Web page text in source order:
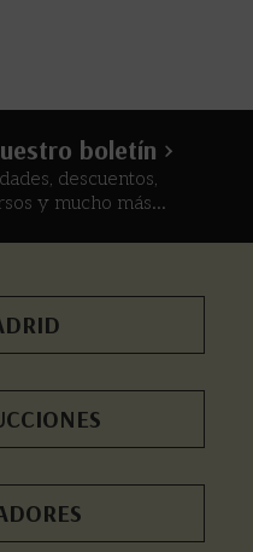
boletín >
descuentos,
y mucho más...